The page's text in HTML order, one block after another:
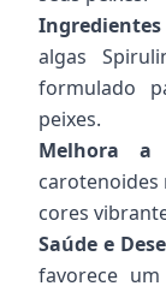
algas
formulado
peixes.
Melhora a
carotenoides
cores
Saúde e
favorece